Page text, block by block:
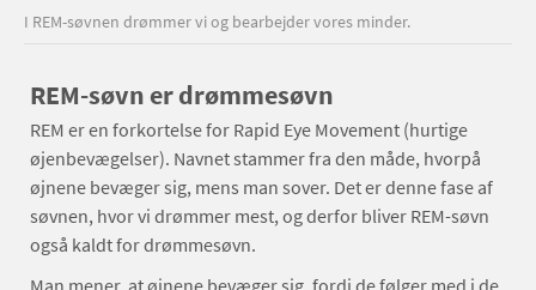
I REM-søvnen drømmer vi og bearbejder vores minder.
REM-søvn er drømmesøvn
REM er en forkortelse for Rapid Eye Movement (hurtige
øjenbevægelser). Navnet stammer fra den måde, hvorpå
øjnene bevæger sig, mens man sover. Det er denne fase af
søvnen, hvor vi drømmer mest, og derfor bliver REM-søvn
også kaldt for drømmesøvn.